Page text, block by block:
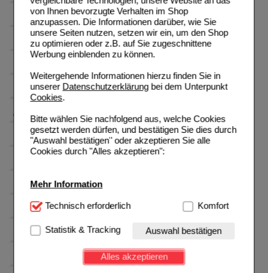
von Ihnen bevorzugte Verhalten im Shop
anzupassen. Die Informationen darüber, wie Sie
unsere Seiten nutzen, setzen wir ein, um den Shop
zu optimieren oder z.B. auf Sie zugeschnittene
Werbung einblenden zu können.
Weitergehende Informationen hierzu finden Sie in
unserer Datenschutzerklärungbei dem Unterpunkt
Cookies.
Bitte wählen Sie nachfolgend aus, welche Cookies
gesetzt werden dürfen, und bestätigen Sie dies durch
"Auswahl bestätigen" oder akzeptieren Sie alle
Cookies durch "Alles akzeptieren":
Mehr Information
Technisch Notwendig:Hierbei handelt es sich um
Website notwendig sind (z.B. Navigation, Warenkorb,
Kundenkonto), weshalb auf diese nicht verzichtet
werden kann.
Technisch erforderlich Komfort
Statistik & Tracking Auswahl bestätigen
Alles akzeptieren